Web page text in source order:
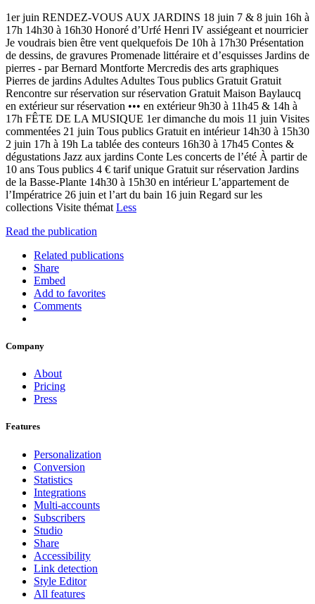
1er juin RENDEZ-VOUS AUX JARDINS 18 juin 7 & 8 juin 16h à
17h 14h30 à 16h30 Honoré d’Urfé Henri IV assiégeant et nourricier
Je voudrais bien être vent quelquefois De 10h à 17h30 Présentation
de dessins, de gravures Promenade littéraire et d’esquisses Jardins de
pierres - par Bernard Montforte Mercredis des arts graphiques
Pierres de jardins Adultes Adultes Tous publics Gratuit Gratuit
Rencontre sur réservation sur réservation Gratuit Maison Baylaucq
en extérieur sur réservation ••• en extérieur 9h30 à 11h45 & 14h à
17h FÊTE DE LA MUSIQUE 1er dimanche du mois 11 juin Visites
commentées 21 juin Tous publics Gratuit en intérieur 14h30 à 15h30
2 juin 17h à 19h La tablée des conteurs 16h30 à 17h45 Contes &
dégustations Jazz aux jardins Conte Les concerts de l’été À partir de
10 ans Tous publics 4 € tarif unique Gratuit sur réservation Jardins
de la Basse-Plante 14h30 à 15h30 en intérieur L’appartement de
l’Impératrice 26 juin et l’art du bain 16 juin Regard sur les
collections Visite thémat Less
Read the publication
Related publications
Share
Embed
Add to favorites
Comments
Company
About
Pricing
Press
Features
Personalization
Conversion
Statistics
Integrations
Multi-accounts
Subscribers
Studio
Share
Accessibility
Link detection
Style Editor
All features